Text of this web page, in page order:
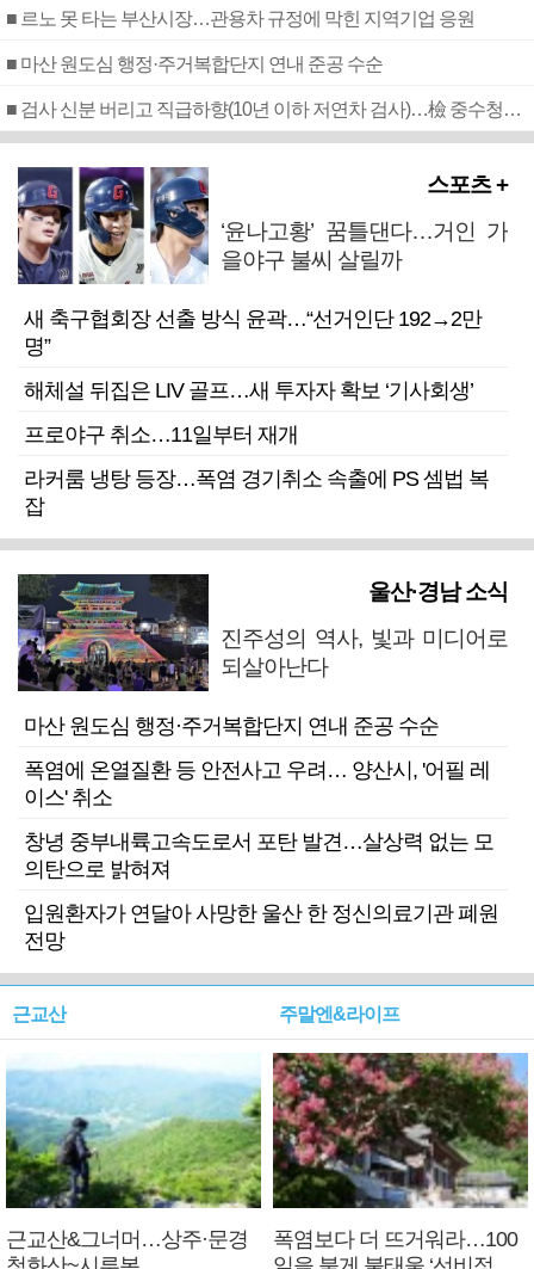
■ 르노 못 타는 부산시장…관용차 규정에 막힌 지역기업 응원
■ 마산 원도심 행정·주거복합단지 연내 준공 수순
■ 검사 신분 버리고 직급하향(10년 이하 저연차 검사)…檢 중수청행 기피
스포츠 +
‘윤나고황’ 꿈틀댄다…거인 가
을야구 불씨 살릴까
새 축구협회장 선출 방식 윤곽…“선거인단 192→2만
명”
해체설 뒤집은 LIV 골프…새 투자자 확보 ‘기사회생’
프로야구 취소…11일부터 재개
라커룸 냉탕 등장…폭염 경기취소 속출에 PS 셈법 복
잡
울산·경남 소식
진주성의 역사, 빛과 미디어로
되살아난다
마산 원도심 행정·주거복합단지 연내 준공 수순
폭염에 온열질환 등 안전사고 우려… 양산시, '어필 레
이스' 취소
창녕 중부내륙고속도로서 포탄 발견…살상력 없는 모
의탄으로 밝혀져
입원환자가 연달아 사망한 울산 한 정신의료기관 폐원
전망
근교산
근교산&그너머…상주·문경
주말엔&라이프
폭염보다 더 뜨거워라…100